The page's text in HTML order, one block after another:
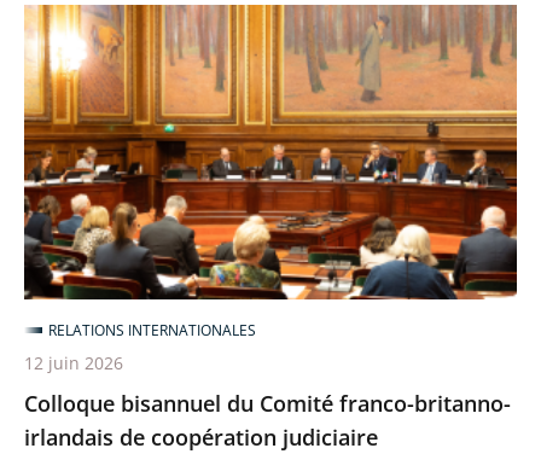
Colloque
bisannuel
du
Comité
franco-
britanno-
irlandais
de
coopération
judiciaire
Colloque bisannuel du Comité franco-britanno-
irlandais de coopération judiciaire
RELATIONS INTERNATIONALES
12 juin 2026